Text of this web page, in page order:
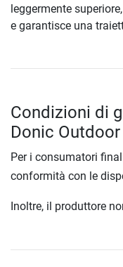
leggermente
e garantisce una
Condizioni di
Donic
Per i consumatori
conformità con le
Inoltre, il produttore